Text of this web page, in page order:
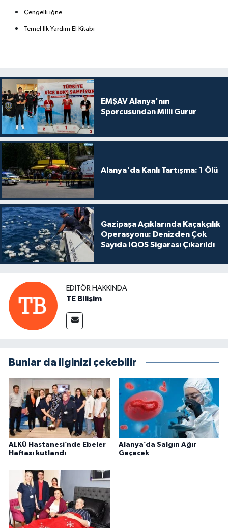
Çengelli iğne
Temel İlk Yardım El Kitabı
EMŞAV Alanya'nın
Sporcusundan Milli Gurur
Alanya'da Kanlı Tartışma: 1 Ölü
Gazipaşa Açıklarında Kaçakçılık
Operasyonu: Denizden Çok
Sayıda IQOS Sigarası Çıkarıldı
EDITÖR HAKKINDA
TE Bilişim
Bunlar da ilginizi çekebilir
ALKÜ Hastanesi’nde Ebeler
Haftası kutlandı
Alanya’da Salgın Ağır
Geçecek